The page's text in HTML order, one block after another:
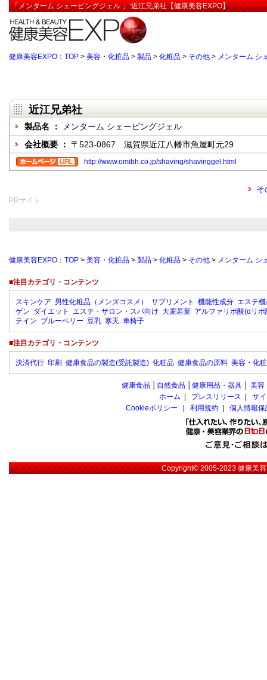
「メンターム シェービングジェル 」:近江兄弟社【健康美容EXPO】
健康美容EXPO：TOP > 美容・化粧品 > 製品 > 化粧品 > その他 > メンターム シ
近江兄弟社
製品名 ：
メンターム シェービングジェル
会社概要 ： 〒523-0867 滋賀県近江八幡市魚屋町元29
http://www.omibh.co.jp/shaving/shavinggel.html
そ
PRサイト
健康美容EXPO：TOP > 美容・化粧品 > 製品 > 化粧品 > その他 > メンターム シ
■注目カテゴリ・コンテンツ
スキンケア 男性化粧品（メンズコスメ） サプリメント 機能性成分 エステ
ゲン ダイエット エステ・サロン・スパ向け 大麦若葉 アルファリポ酸(αリポ
テイン ブルーベリー 豆乳 寒天 車椅子
■注目カテゴリ・コンテンツ
決済代行 印刷 健康食品の製造(受託製造) 化粧品 健康食品の原料 美容・化
健康食品 自然食品 健康用品・器具 美容
ホーム
プレスリリース
サ
Cookieポリシー
利用規約 個人情報
Copyright© 2005-2023健康美